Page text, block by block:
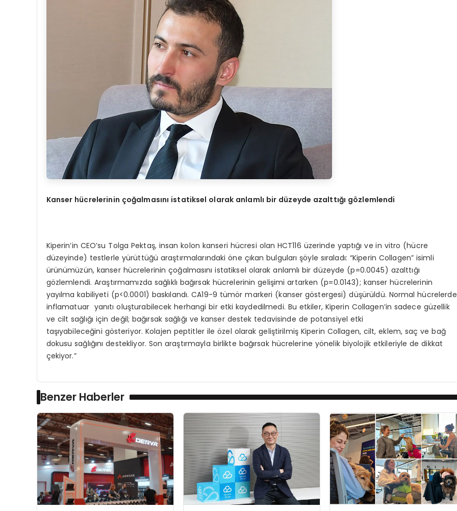
Kanser hücrelerinin çoğalmasını istatiksel olarak anlamlı bir düzeyde azalttığı gözlemlendi
Kiperin’in CEO’su Tolga Pektaş, insan kolon kanseri hücresi olan HCT116 üzerinde yaptığı ve in vitro (hücre
düzeyinde) testlerle yürüttüğü araştırmalarındaki öne çıkan bulguları şöyle sıraladı: “Kiperin Collagen” isimli
ürünümüzün, kanser hücrelerinin çoğalmasını istatiksel olarak anlamlı bir düzeyde (p=0.0045) azalttığı
gözlemlendi. Araştırmamızda sağlıklı bağırsak hücrelerinin gelişimi artarken (p=0.0143); kanser hücrelerinin
yayılma kabiliyeti (p<0.0001) baskılandı. CA19-9 tümör markeri (kanser göstergesi) düşürüldü. Normal hücrelerde
inflamatuar yanıtı oluşturabilecek herhangi bir etki kaydedilmedi. Bu etkiler, Kiperin Collagen’in sadece güzellik
ve cilt sağlığı için değil; bağırsak sağlığı ve kanser destek tedavisinde de potansiyel etki
taşıyabileceğini gösteriyor. Kolajen peptitler ile özel olarak geliştirilmiş Kiperin Collagen, cilt, eklem, saç ve bağ
dokusu sağlığını destekliyor. Son araştırmayla birlikte bağırsak hücrelerine yönelik biyolojik etkileriyle de dikkat
çekiyor.”
Benzer Haberler